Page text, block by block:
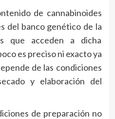
de cannabinoides
del banco genético de la
que acceden a dicha
es preciso ni exacto ya
de las condiciones
y elaboración del
de preparación no